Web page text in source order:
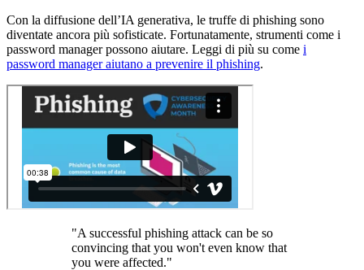
Con la diffusione dell’IA generativa, le truffe di phishing sono
diventate ancora più sofisticate. Fortunatamente, strumenti come i
password manager possono aiutare. Leggi di più su come i
password manager aiutano a prevenire il phishing.
"A successful phishing attack can be so
convincing that you won't even know that
you were affected."